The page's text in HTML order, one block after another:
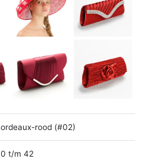
rood (#02)
t/m 42